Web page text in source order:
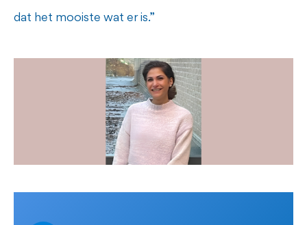
dat het mooiste wat er is.”